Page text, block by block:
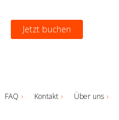
Jetzt buchen
FAQ Kontakt Über uns